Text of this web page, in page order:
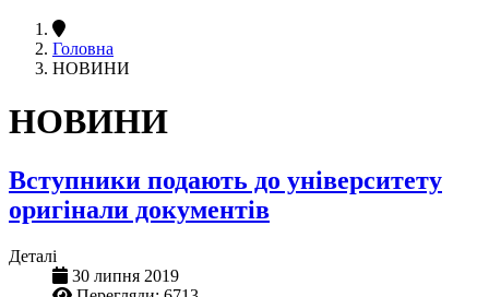
Головна
НОВИНИ
НОВИНИ
Вступники подають до університету
оригінали документів
Деталі
30 липня 2019